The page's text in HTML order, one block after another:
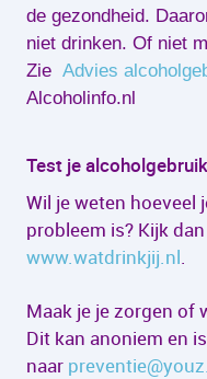
de gezondheid.
niet drinken. Of niet
Zie Advies
Alcoholinfo.nl
Test je alcoholgebruik
Wil je weten hoeveel
probleem is? Kijk
www.watdrinkjij.nl.
Maak je je zorgen of
Dit kan anoniem en
naar